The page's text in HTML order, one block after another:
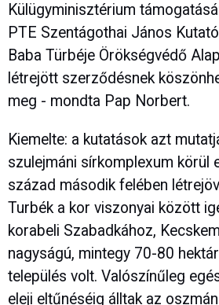
Külügyminisztérium
PTE Szentágothai János
Baba Türbéje Örökségvédő
létrejött szerződésnek
meg - mondta Pap Norbert.
Kiemelte: a kutatások azt
szulejmáni sírkomplexum körül
század második felében
Turbék a kor viszonyai között
korabeli Szabadkához,
nagyságú, mintegy 70-80
település volt. Valószínűleg
eleji eltűnéséig álltak az